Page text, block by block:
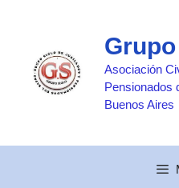
contenido
Asociación
Pensionados
Buenos Aires